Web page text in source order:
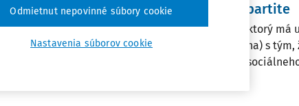
práce má pripraviť zmenu zákona o tripartite
(TASR) - Ministerstvo práce má pripraviť návrh, ktorý má
to minister práce Milan Krajniak (Sme rodina) s tým,
najreprezentatívnejšia. Podľa neho by sa do
Nastavenia súborov cookie
Odmietnut nepovinné súbory cookie